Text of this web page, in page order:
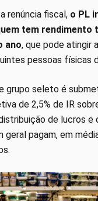
renúncia fiscal, o PL
tem rendimento
ano, que pode atingir
pessoas físicas
grupo seleto é
de 2,5% de IR
de lucros e
geral pagam, em